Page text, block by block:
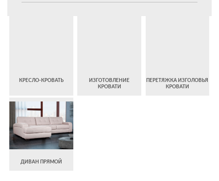
КРЕСЛО-КРОВАТЬ
ИЗГОТОВЛЕНИЕ
КРОВАТИ
ПЕРЕТЯЖКА ИЗГОЛОВЬЯ
КРОВАТИ
ДИВАН ПРЯМОЙ